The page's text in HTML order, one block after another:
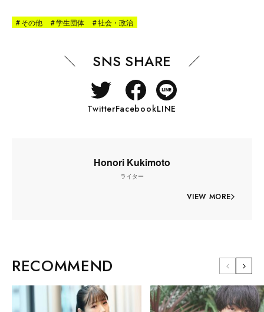
#その他 #学生団体 #社会・政治
SNS SHARE
TwitterFacebookLINE
Honori Kukimoto
ライター
VIEW MORE
RECOMMEND